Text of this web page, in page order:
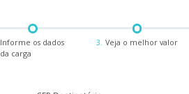
Informe os dados
da carga
3. Veja o melhor valor